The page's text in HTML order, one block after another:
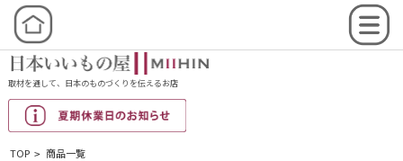
取材を通して、日本のものづくりを伝えるお店
TOP > 商品一覧